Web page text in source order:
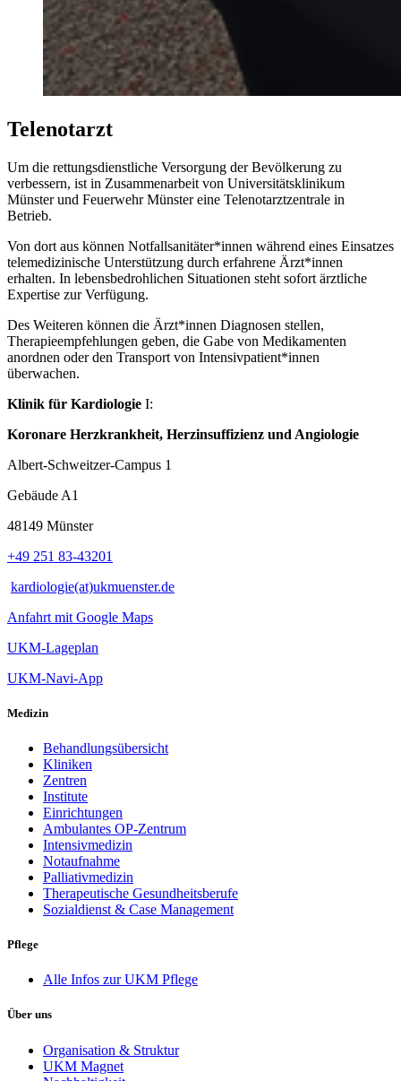
Telenotarzt
Um die rettungsdienstliche Versorgung der Bevölkerung zu
verbessern, ist in Zusammenarbeit von Universitätsklinikum
Münster und Feuerwehr Münster eine Telenotarztzentrale in
Betrieb.
Von dort aus können Notfallsanitäter*innen während eines Einsatzes
telemedizinische Unterstützung durch erfahrene Ärzt*innen
erhalten. In lebensbedrohlichen Situationen steht sofort ärztliche
Expertise zur Verfügung.
Des Weiteren können die Ärzt*innen Diagnosen stellen,
Therapieempfehlungen geben, die Gabe von Medikamenten
anordnen oder den Transport von Intensivpatient*innen
überwachen.
Klinik für Kardiologie I:
Koronare Herzkrankheit, Herzinsuffizienz und Angiologie
Albert-Schweitzer-Campus 1
Gebäude A1
48149 Münster
+49 251 83-43201
kardiologie(at)ukmuenster.de
Anfahrt mit Google Maps
UKM-Lageplan
UKM-Navi-App
Medizin
Behandlungsübersicht
Kliniken
Zentren
Institute
Einrichtungen
Ambulantes OP-Zentrum
Intensivmedizin
Notaufnahme
Palliativmedizin
Therapeutische Gesundheitsberufe
Sozialdienst & Case Management
Pflege
Alle Infos zur UKM Pflege
Über uns
Organisation & Struktur
UKM Magnet